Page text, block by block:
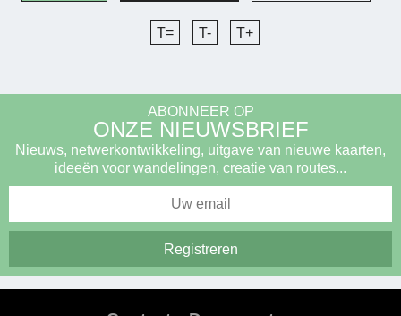
T= T- T+
ABONNEER OP
ONZE NIEUWSBRIEF
Nieuws, netwerkontwikkeling, uitgave van nieuwe kaarten,
ideeën voor wandelingen, creatie van routes...